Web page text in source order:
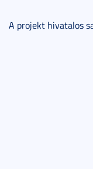
A projekt hivatalos